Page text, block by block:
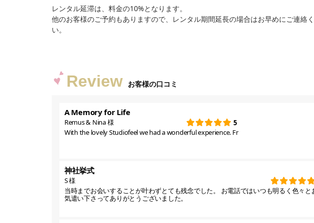
レンタル延滞は、料金の10%となります。
他のお客様のご予約もありますので、レンタル期間延長の場合はお早めにご連絡
い。
Review お客様の口コミ
A Memory for Life
Remus & Nina 様
5
With the lovely Studiofeel we had a wonderful experience. Fr
神社挙式
S 様
当時までお会いすることが叶わずとても残念でした。 お電話ではいつも明るく色々と
気遣い下さってありがとうございました。